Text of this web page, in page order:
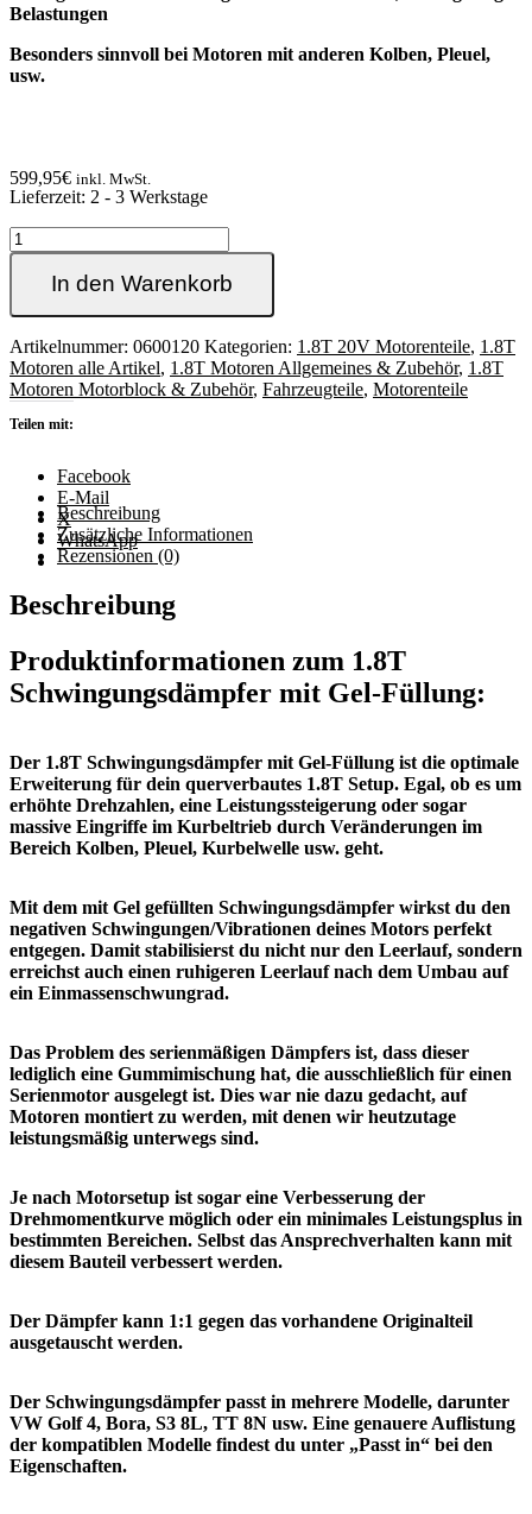
Belastungen
Besonders sinnvoll bei Motoren mit anderen Kolben, Pleuel,
usw.
599,95€ inkl. MwSt.
Lieferzeit: 2 - 3 Werkstage
1.8T
Schwingungsdämpfer
Füllung
von
Fluidampr
für
Quer
Motoren
In den Warenkorb
Artikelnummer: 0600120 Kategorien: 1.8T 20V Motorenteile, 1.8T
Motoren alle Artikel, 1.8T Motoren Allgemeines & Zubehör, 1.8T
Motoren Motorblock & Zubehör, Fahrzeugteile, Motorenteile
Teilen mit:
Facebook
E-Mail
X
WhatsApp
Beschreibung
Zusätzliche Informationen
Rezensionen (0)
Beschreibung
Produktinformationen zum 1.8T
Schwingungsdämpfer mit Gel-Füllung:
Der 1.8T Schwingungsdämpfer mit Gel-Füllung ist die optimale
Erweiterung für dein querverbautes 1.8T Setup. Egal, ob es um
erhöhte Drehzahlen, eine Leistungssteigerung oder sogar
massive Eingriffe im Kurbeltrieb durch Veränderungen im
Bereich Kolben, Pleuel, Kurbelwelle usw. geht.
Mit dem mit Gel gefüllten Schwingungsdämpfer wirkst du den
negativen Schwingungen/Vibrationen deines Motors perfekt
entgegen. Damit stabilisierst du nicht nur den Leerlauf, sondern
erreichst auch einen ruhigeren Leerlauf nach dem Umbau auf
ein Einmassenschwungrad.
Das Problem des serienmäßigen Dämpfers ist, dass dieser
lediglich eine Gummimischung hat, die ausschließlich für einen
Serienmotor ausgelegt ist. Dies war nie dazu gedacht, auf
Motoren montiert zu werden, mit denen wir heutzutage
leistungsmäßig unterwegs sind.
Je nach Motorsetup ist sogar eine Verbesserung der
Drehmomentkurve möglich oder ein minimales Leistungsplus in
bestimmten Bereichen. Selbst das Ansprechverhalten kann mit
diesem Bauteil verbessert werden.
Der Dämpfer kann 1:1 gegen das vorhandene Originalteil
ausgetauscht werden.
Der Schwingungsdämpfer passt in mehrere Modelle, darunter
VW Golf 4, Bora, S3 8L, TT 8N usw. Eine genauere Auflistung
der kompatiblen Modelle findest du unter „Passt in“ bei den
Eigenschaften.